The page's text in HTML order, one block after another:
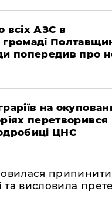
всіх АЗС в
громаді
попередив про
на
перетворився
ЦНС
припинити
та висловила